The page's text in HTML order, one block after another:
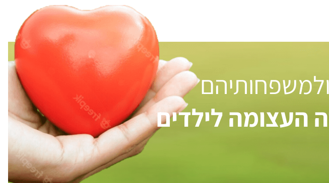
ולמשפחותיהם
העצומה לילדים